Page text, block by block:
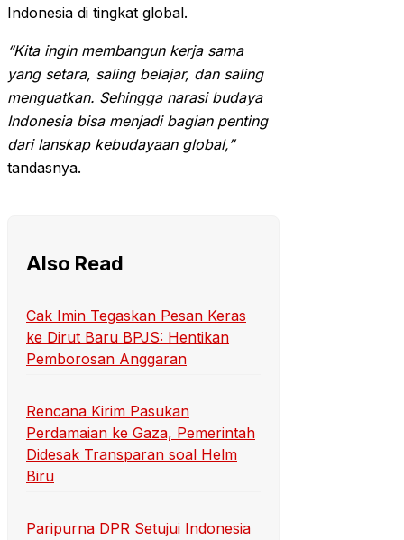
Indonesia di tingkat global.
“Kita ingin membangun kerja sama
yang setara, saling belajar, dan saling
menguatkan. Sehingga narasi budaya
Indonesia bisa menjadi bagian penting
dari lanskap kebudayaan global,”
tandasnya.
Also Read
Cak Imin Tegaskan Pesan Keras
ke Dirut Baru BPJS: Hentikan
Pemborosan Anggaran
Rencana Kirim Pasukan
Perdamaian ke Gaza, Pemerintah
Didesak Transparan soal Helm
Biru
Paripurna DPR Setujui Indonesia